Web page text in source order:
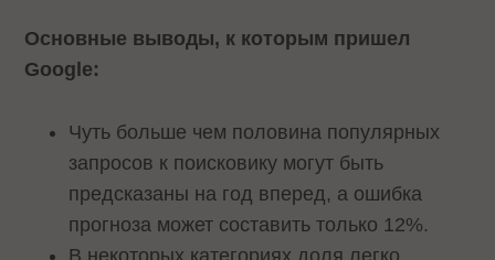
Основные выводы, к которым пришел
Google:
Чуть больше чем половина популярных
запросов к поисковику могут быть
предсказаны на год вперед, а ошибка
прогноза может составить только 12%.
В некоторых категориях доля легко